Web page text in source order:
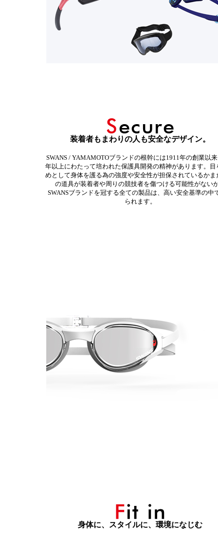
装着者もまわりの人も安全なデザイン。
SWANS / YAMAMOTOブランドの根幹には1911年の創業以
年以上にわたって培われた保護具開発の精神があります。目
めとして身体を護る為の強度や安全性が担保されているかま
の道具が装着者や周りの競技者を傷つける可能性がない
SWANSブランドを冠する全ての製品は、高い安全基準の中
られます。
身体に、スタイルに、環境になじむ